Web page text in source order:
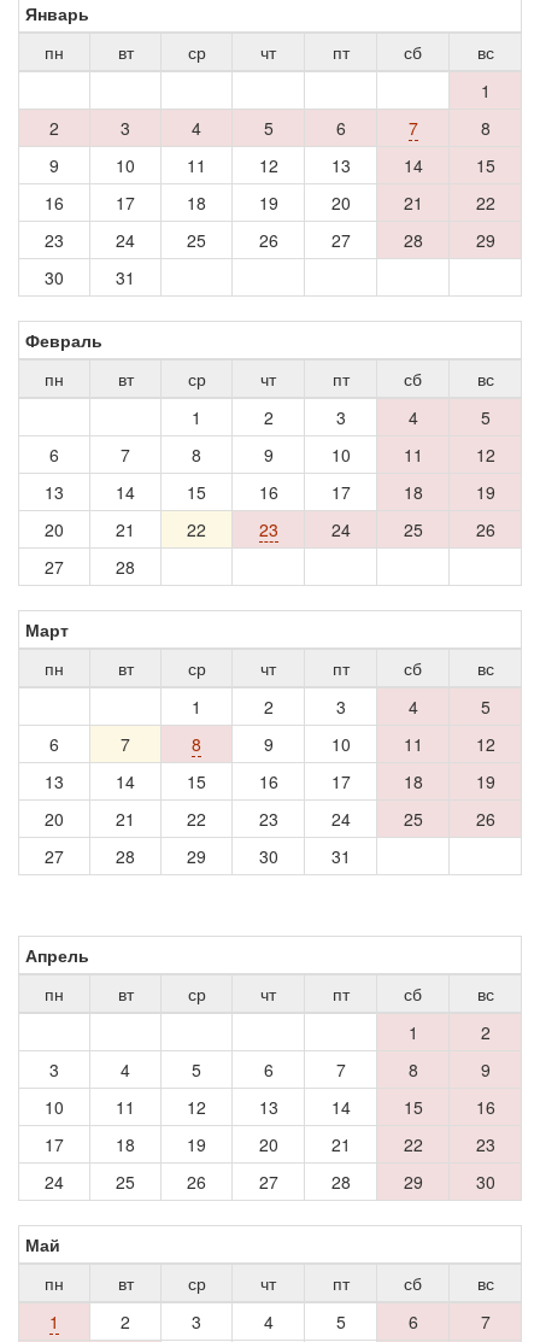
Январь
пн
вт ср чт пт сб
вс
1
2
3 4 5 6 7
8
9
10 11 12 13 14
15
16
17 18 19 20 21
22
23
24 25 26 27 28
29
30
31
Февраль
пн
вт ср чт пт сб
вс
1
2 3 4
5
6
7 8 9 10 11
12
13
14 15 16 17 18
19
20
21 22 23 24 25
26
27
28
Март
пн
вт ср чт пт сб
вс
1
2 3 4
5
6
7 8 9 10 11
12
13
14 15 16 17 18
19
20
21 22 23 24 25
26
27
28 29 30 31
Апрель
пн
вт ср чт пт сб
вс
1
2
3
4 5 6 7 8
9
10
11 12 13 14 15
16
17
18 19 20 21 22
23
24
25 26 27 28 29 30
Май
пн
вт ср чт пт сб
вс
1
2 3 4 5 6
7